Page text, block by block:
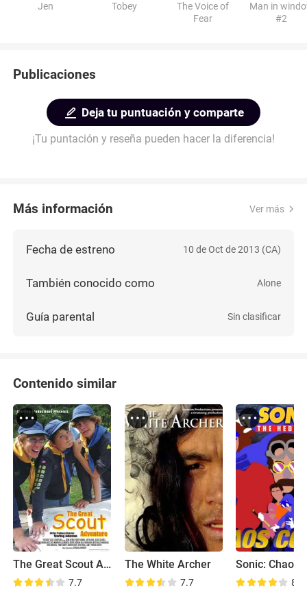
Jen
Tobey
The Voice of
Fear
Man in
#2
Publicaciones
Deja tu puntuación y comparte
¡Tu puntación y reseña pueden hacer la diferencia!
Más información Ver más
Fecha de estreno 10 de Oct de 2013 (CA)
También conocido como Alone
Guía parental Sin clasificar
Contenido similar
The Great Scout Adventure
7.7
The White Archer
7.7 8.3